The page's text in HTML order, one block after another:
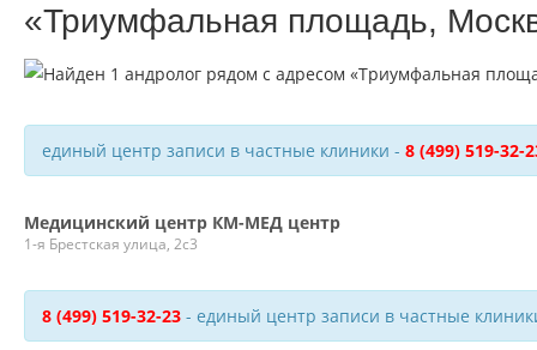
«Триумфальная площадь,
единый центр записи в частные клиники - 8 (499) 519-32-
Медицинский центр КМ-МЕД центр
1-я Брестская улица, 2с3
8 (499) 519-32-23 - единый центр записи в частные